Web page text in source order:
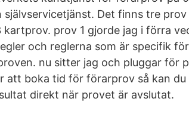
Det finns tre
prov 1 gjorde jag i förra
och reglerna som är specifik
nu sitter jag och pluggar för
att boka tid för förarprov så kan du
direkt när provet är avslutat.